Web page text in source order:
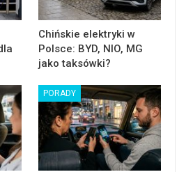
Chińskie elektryki w
Polsce: BYD, NIO, MG
jako taksówki?
PORADY